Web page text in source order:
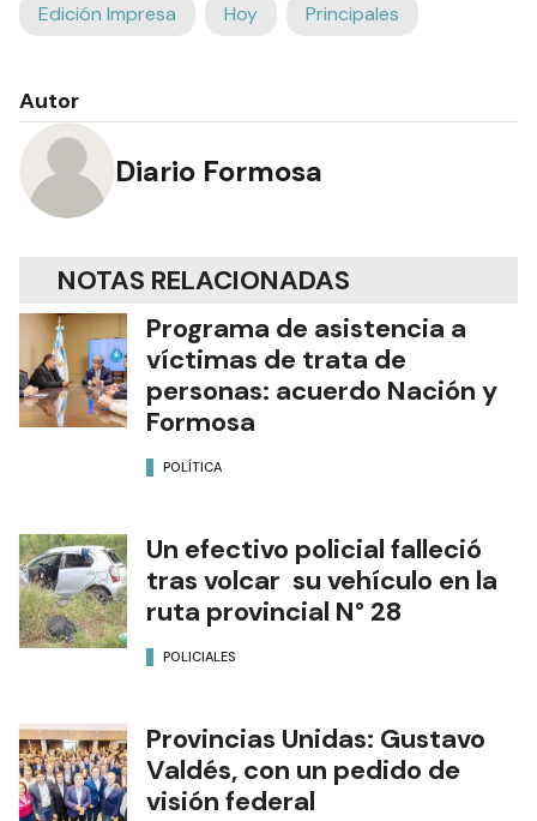
Edición Impresa Hoy Principales
Autor
Diario Formosa
NOTAS RELACIONADAS
Programa de asistencia a
víctimas de trata de
personas: acuerdo Nación y
Formosa
POLÍTICA
Un efectivo policial falleció
tras volcar su vehículo en la
ruta provincial N° 28
POLICIALES
Provincias Unidas: Gustavo
Valdés, con un pedido de
visión federal